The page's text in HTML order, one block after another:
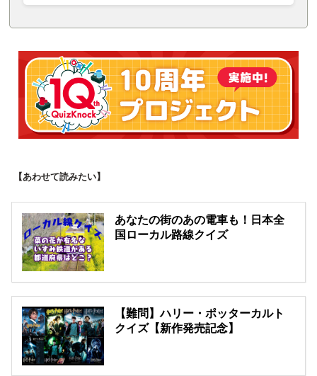
【あわせて読みたい】
あなたの街のあの電車も！日本全
国ローカル路線クイズ
【難問】ハリー・ポッターカルト
クイズ【新作発売記念】